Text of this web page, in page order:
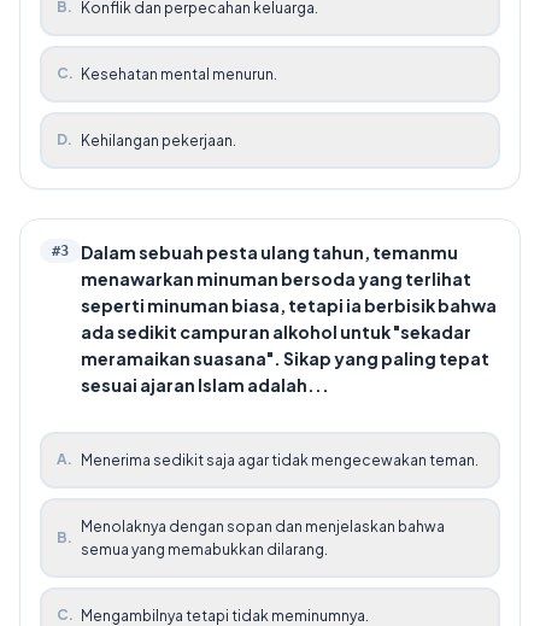
B. Konflik dan perpecahan keluarga.
C. Kesehatan mental menurun.
D. Kehilangan pekerjaan.
#3
Dalam sebuah pesta ulang tahun, temanmu
menawarkan minuman bersoda yang terlihat
seperti minuman biasa, tetapi ia berbisik bahwa
ada sedikit campuran alkohol untuk "sekadar
meramaikan suasana". Sikap yang paling tepat
sesuai ajaran Islam adalah...
A. Menerima sedikit saja agar tidak mengecewakan teman.
B.
Menolaknya dengan sopan dan menjelaskan bahwa
semua yang memabukkan dilarang.
C. Mengambilnya tetapi tidak meminumnya.